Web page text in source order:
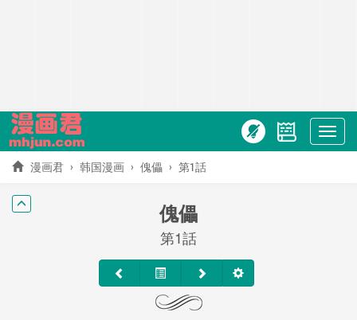
Show
menu
漫画君 韩国漫画 傀儡 第1話
傀儡
第1話